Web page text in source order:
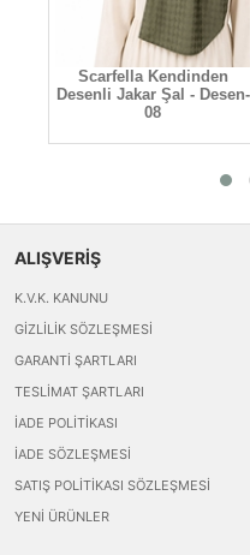
Scarfella Kendinden
Desenli Jakar Şal - Desen-
08
ALIŞVERİŞ
K.V.K. KANUNU
GIZLILIK SÖZLEŞMESI
GARANTI ŞARTLARI
TESLIMAT ŞARTLARI
İADE POLITIKASI
İADE SÖZLEŞMESI
SATIŞ POLITIKASI SÖZLEŞMESI
YENI ÜRÜNLER